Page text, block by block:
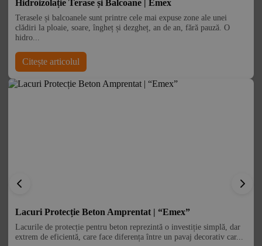
Hidroizolație Terase și Balcoane | Emex
Terasele și balcoanele sunt printre cele mai expuse zone ale unei
clădiri la ploaie, soare, îngheț și dezgheț, an de an, fără pauză. O
hidro...
Citește articolul
Lacuri Protecție Beton Amprentat | “Emex”
Lacurile de protecție pentru beton reprezintă o investiție simplă, dar
extrem de eficientă, care face diferența între un pavaj decorativ car...